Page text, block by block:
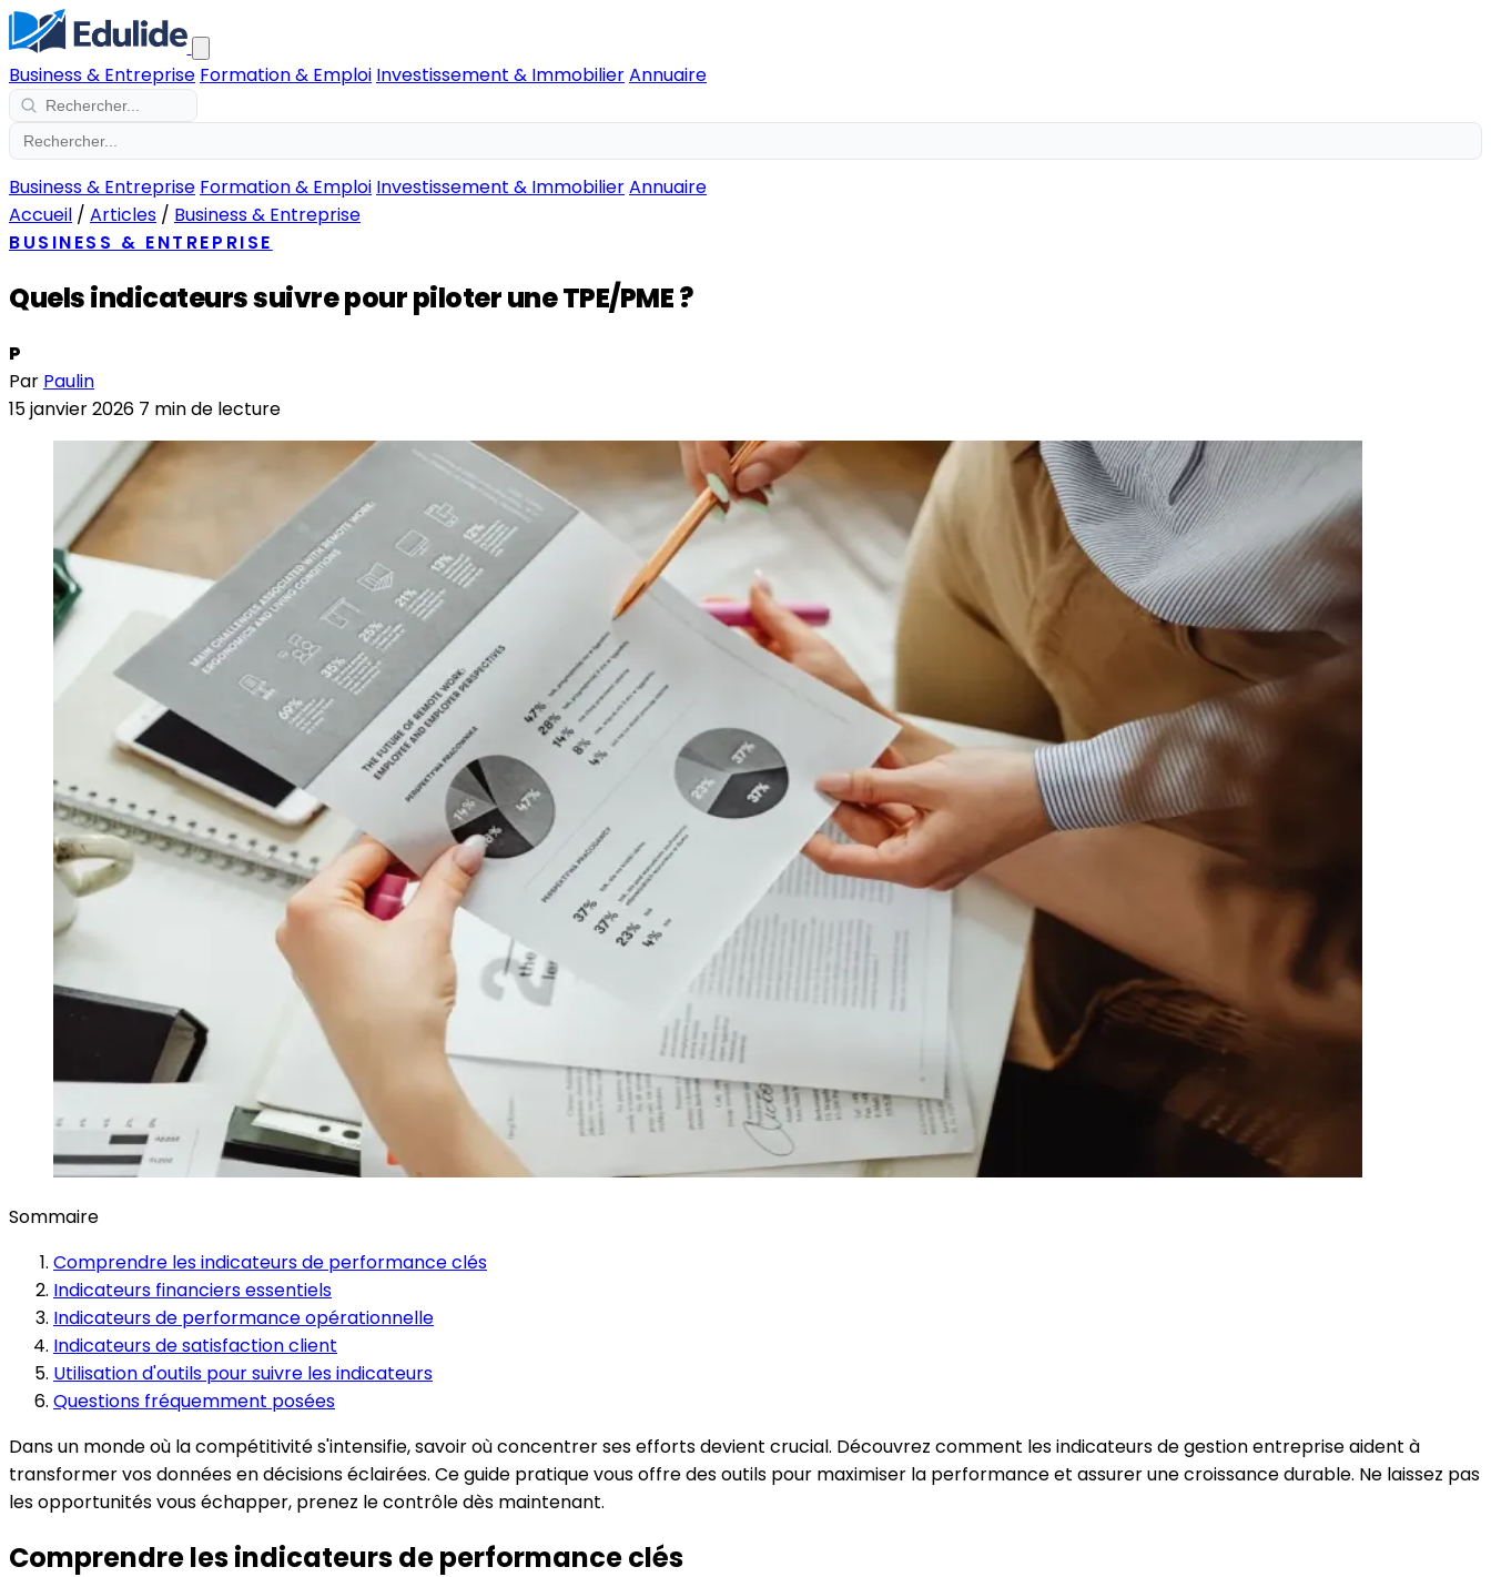
Business & Entreprise Formation & Emploi Investissement & ImmobilierAnnuaire
Business & Entreprise Formation & Emploi Investissement & ImmobilierAnnuaire
Accueil / Articles / Business & Entreprise
BUSINESS & ENTREPRISE
Quels indicateurs suivre pour piloter une TPE/PME ?
P
Par Paulin
15 janvier 2026 7 min de lecture
Sommaire
Comprendre les indicateurs de performance clés
Indicateurs financiers essentiels
Indicateurs de performance opérationnelle
Indicateurs de satisfaction client
Utilisation d'outils pour suivre les indicateurs
Questions fréquemment posées
Dans un monde où la compétitivité s'intensifie, savoir où concentrer ses efforts devient crucial. Découvrez comment les indicateurs de gestion entreprise aident à
transformer vos données en décisions éclairées. Ce guide pratique vous offre des outils pour maximiser la performance et assurer une croissance durable. Ne laissez pas
les opportunités vous échapper, prenez le contrôle dès maintenant.
Comprendre les indicateurs de performance clés